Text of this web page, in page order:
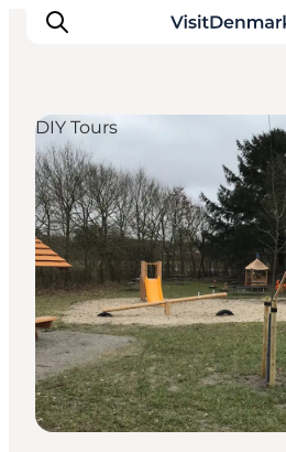
Inspirations
Destinations
Quoi faire
Hébergements
Planifiez votre voyage
DIY Tours